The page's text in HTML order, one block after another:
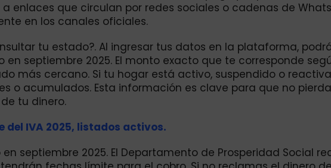
enlaces que circulan por redes sociales o cadenas de
en los canales oficiales.
tu estado?. Al ingresar tus datos en la plataforma,
en septiembre 2025. El monto exacto que te corresponde
más cercano. Si tu hogar está activo, suspendido o
o acumulados. Esta información es clave para que no
tu dinero.
del IVA 2025, listados activos.
septiembre 2025. El Departamento de Prosperidad Social